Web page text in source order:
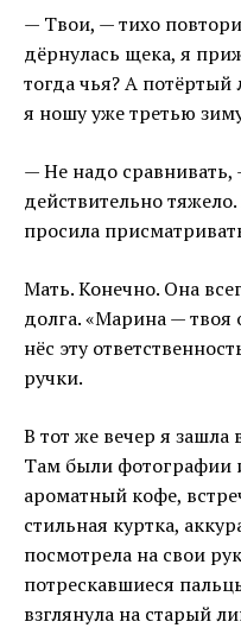
— Твои, — тихо
дёрнулась щека, я
тогда чья? А
я ношу уже третью
— Не надо
действительно
просила
Мать. Конечно. Она
долга. «Марина — твоя
нёс эту
ручки.
В тот же вечер я
Там были фотографии
ароматный кофе,
стильная куртка,
посмотрела на свои
потрескавшиеся
взглянула на старый